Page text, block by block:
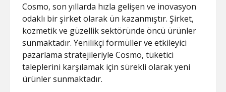
Cosmo, son yıllarda hızla gelişen ve inovasyon
odaklı bir şirket olarak ün kazanmıştır. Şirket,
kozmetik ve güzellik sektöründe öncü ürünler
sunmaktadır. Yenilikçi formüller ve etkileyici
pazarlama stratejileriyle Cosmo, tüketici
taleplerini karşılamak için sürekli olarak yeni
ürünler sunmaktadır.